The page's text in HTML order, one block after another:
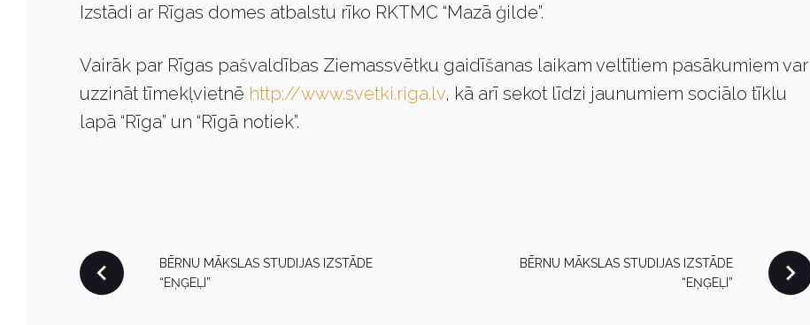
Izstādi ar Rīgas domes atbalstu rīko RKTMC “Mazā ģilde”.
Vairāk par Rīgas pašvaldības Ziemassvētku gaidīšanas laikam veltītiem pasākumiem var
uzzināt tīmekļvietnē http://www.svetki.riga.lv, kā arī sekot līdzi jaunumiem sociālo tīklu
lapā “Rīga” un “Rīgā notiek”.
P
O
BĒRNU MĀKSLAS STUDIJAS IZSTĀDE
“EŅĢEĻI”
BĒRNU MĀKSLAS STUDIJAS IZSTĀDE
“EŅĢEĻI”